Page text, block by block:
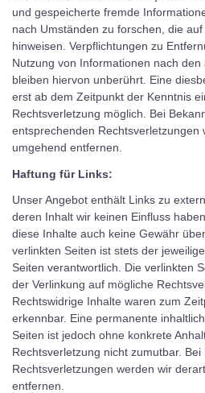
und gespeicherte fremde
nach Umständen zu forschen, die
hinweisen. Verpflichtungen zu
Nutzung von Informationen nach
bleiben hiervon unberührt. Eine
erst ab dem Zeitpunkt der Kenntnis
Rechtsverletzung möglich. Bei
entsprechenden Rechtsverletzungen
umgehend entfernen.
Haftung für Links:
Unser Angebot enthält Links zu
deren Inhalt wir keinen Einfluss
diese Inhalte auch keine Gewähr
verlinkten Seiten ist stets der
Seiten verantwortlich. Die verlinkten
der Verlinkung auf mögliche
Rechtswidrige Inhalte waren zum
erkennbar. Eine permanente
Seiten ist jedoch ohne konkrete
Rechtsverletzung nicht zumutbar.
Rechtsverletzungen werden wir
entfernen.